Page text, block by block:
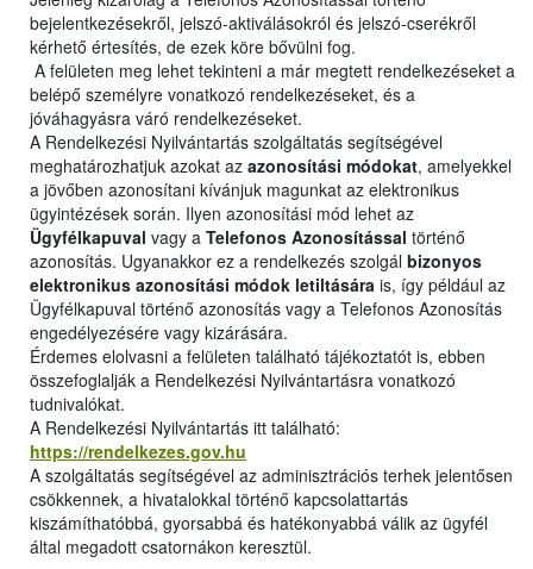
bejelentkezésekről, jelszó-aktiválásokról és jelszó-cserékről
kérhető értesítés, de ezek köre bővülni fog.
A felületen meg lehet tekinteni a már megtett rendelkezéseket a
belépő személyre vonatkozó rendelkezéseket, és a
jóváhagyásra váró rendelkezéseket.
A Rendelkezési Nyilvántartás szolgáltatás segítségével
meghatározhatjuk azokat az azonosítási módokat, amelyekkel
a jövőben azonosítani kívánjuk magunkat az elektronikus
ügyintézések során. Ilyen azonosítási mód lehet az
Ügyfélkapuval vagy a Telefonos Azonosítással történő
azonosítás. Ugyanakkor ez a rendelkezés szolgál bizonyos
elektronikus azonosítási módok letiltására is, így például az
Ügyfélkapuval történő azonosítás vagy a Telefonos Azonosítás
engedélyezésére vagy kizárására.
Érdemes elolvasni a felületen található tájékoztatót is, ebben
összefoglalják a Rendelkezési Nyilvántartásra vonatkozó
tudnivalókat.
A Rendelkezési Nyilvántartás itt található:
https://rendelkezes.gov.hu
A szolgáltatás segítségével az adminisztrációs terhek jelentősen
csökkennek, a hivatalokkal történő kapcsolattartás
kiszámíthatóbbá, gyorsabbá és hatékonyabbá válik az ügyfél
által megadott csatornákon keresztül.